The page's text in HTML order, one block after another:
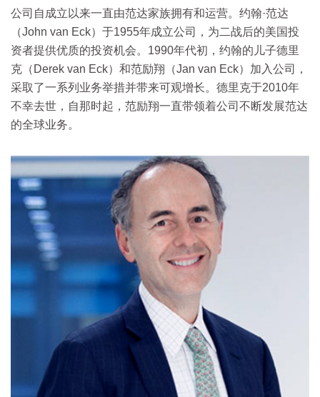
公司自成立以来一直由范达家族拥有和运营。约翰·范达
（John van Eck）于1955年成立公司，为二战后的美国投
资者提供优质的投资机会。1990年代初，约翰的儿子德里
克（Derek van Eck）和范励翔（Jan van Eck）加入公司，
采取了一系列业务举措并带来可观增长。德里克于2010年
不幸去世，自那时起，范励翔一直带领着公司不断发展范达
的全球业务。